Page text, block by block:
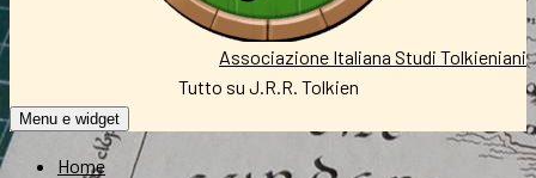
Associazione Italiana Studi Tolkieniani
Tutto su J.R.R. Tolkien
Menu e widget
Home